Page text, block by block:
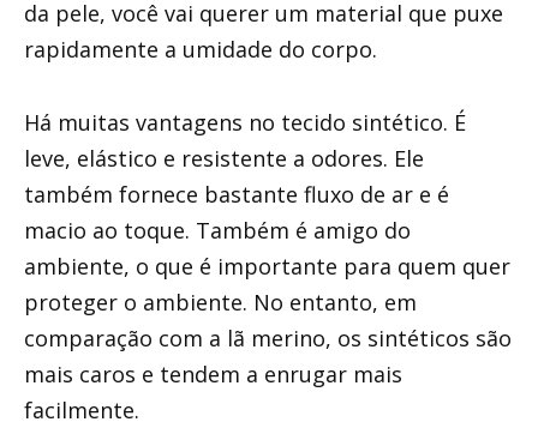
da pele, você vai querer um material que puxe
rapidamente a umidade do corpo.
Há muitas vantagens no tecido sintético. É
leve, elástico e resistente a odores. Ele
também fornece bastante fluxo de ar e é
macio ao toque. Também é amigo do
ambiente, o que é importante para quem quer
proteger o ambiente. No entanto, em
comparação com a lã merino, os sintéticos são
mais caros e tendem a enrugar mais
facilmente.